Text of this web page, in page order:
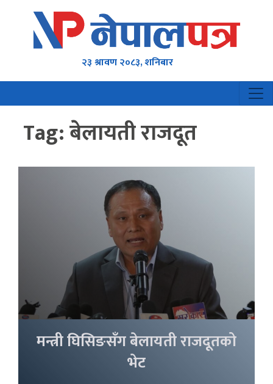
२३ श्रावण २०८३, शनिबार
Tag:बेलायती राजदूत
मन्त्री घिसिङसँग बेलायती राजदूतको
भेट